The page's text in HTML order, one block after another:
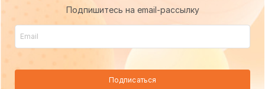
Подпишитесь на email-рассылку
Подписаться